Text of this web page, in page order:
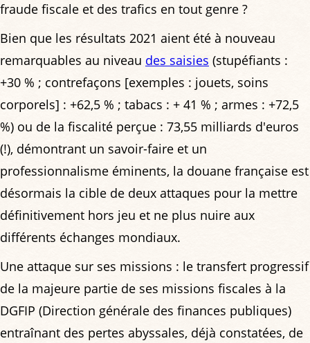
fraude fiscale et des trafics en tout genre ?
Bien que les résultats 2021 aient été à nouveau
remarquables au niveau des saisies (stupéfiants :
+30 % ; contrefaçons [exemples : jouets, soins
corporels] : +62,5 % ; tabacs : + 41 % ; armes : +72,5
%) ou de la fiscalité perçue : 73,55 milliards d'euros
(!), démontrant un savoir-faire et un
professionnalisme éminents, la douane française est
désormais la cible de deux attaques pour la mettre
définitivement hors jeu et ne plus nuire aux
différents échanges mondiaux.
Une attaque sur ses missions : le transfert progressif
de la majeure partie de ses missions fiscales à la
DGFIP (Direction générale des finances publiques)
entraînant des pertes abyssales, déjà constatées, de